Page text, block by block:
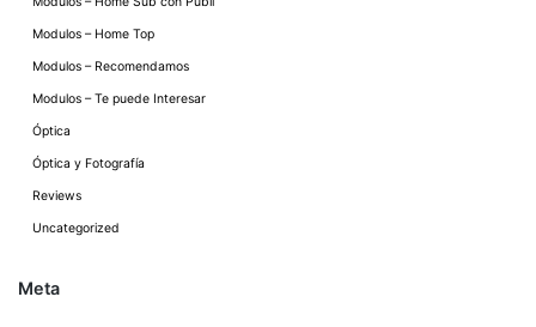
Modulos – Home Top
Modulos – Recomendamos
Modulos – Te puede Interesar
Óptica
Óptica y Fotografía
Reviews
Uncategorized
Meta